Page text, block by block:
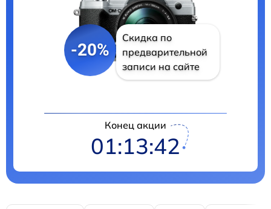
-20%
Скидка по
предварительной
записи на сайте
Конец акции
01:13:42